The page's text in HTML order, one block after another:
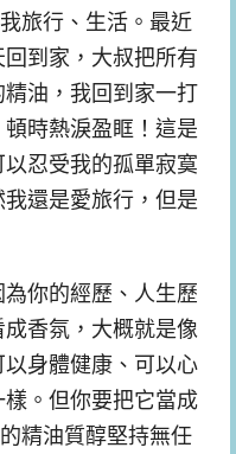
旅行、生活。最近
到家，大叔把所有
油，我回到家一打
時熱淚盈眶！這是
忍受我的孤單寂寞
還是愛旅行，但是
你的經歷、人生歷
香氛，大概就是像
身體健康、可以心
。但你要把它當成
精油質醇堅持無任